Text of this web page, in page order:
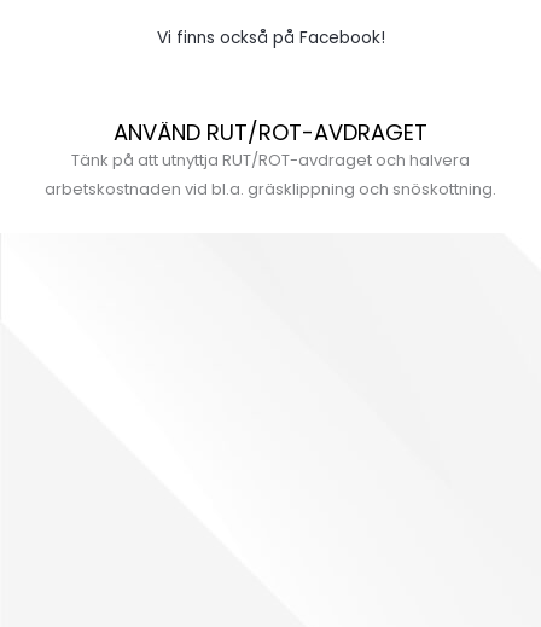
Vi finns också på Facebook!
ANVÄND RUT/ROT-AVDRAGET
Tänk på att utnyttja RUT/ROT-avdraget och halvera
arbetskostnaden vid bl.a. gräsklippning och snöskottning.